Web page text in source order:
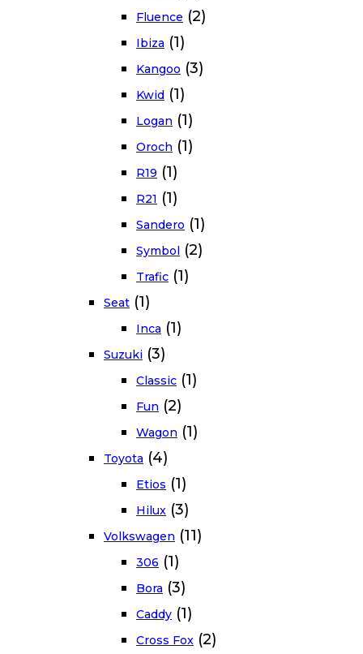
Fluence (2)
Ibiza (1)
Kangoo (3)
Kwid (1)
Logan (1)
Oroch (1)
R19 (1)
R21 (1)
Sandero (1)
Symbol (2)
Trafic (1)
Seat (1)
Inca (1)
Suzuki (3)
Classic (1)
Fun (2)
Wagon (1)
Toyota (4)
Etios (1)
Hilux (3)
Volkswagen (11)
306 (1)
Bora (3)
Caddy (1)
Cross Fox (2)